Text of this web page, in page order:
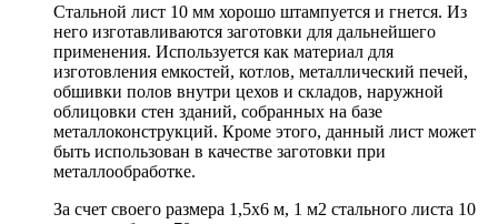
Стальной лист 10 мм хорошо штампуется и гнется. Из
него изготавливаются заготовки для дальнейшего
применения. Используется как материал для
изготовления емкостей, котлов, металлический печей,
обшивки полов внутри цехов и складов, наружной
облицовки стен зданий, собранных на базе
металлоконструкций. Кроме этого, данный лист может
быть использован в качестве заготовки при
металлообработке.
За счет своего размера 1,5х6 м, 1 м2 стального листа 10